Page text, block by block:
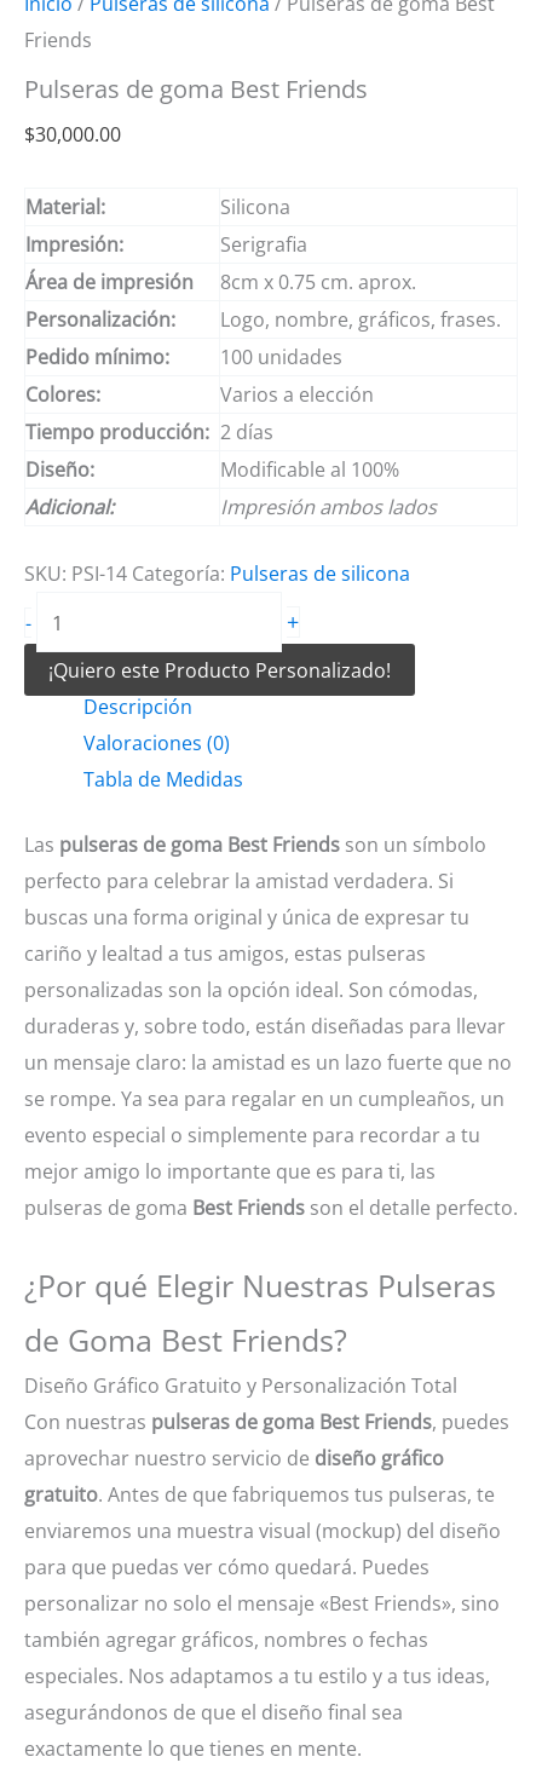
Friends
Pulseras de goma Best Friends
$30,000.00
Material:
Silicona
Impresión:
Serigrafia
Área de impresión
8cm x 0.75 cm. aprox.
Personalización:
Logo, nombre, gráficos, frases.
Pedido mínimo:
100 unidades
Colores:
Varios a elección
Tiempo producción: 2 días
Diseño:
Modificable al 100%
Adicional:
Impresión ambos lados
SKU: PSI-14 Categoría: Pulseras de silicona
-
de
goma
Friends
cantidad
+
¡Quiero este Producto Personalizado!
Descripción
Valoraciones (0)
Tabla de Medidas
Las pulseras de goma Best Friends son un símbolo
perfecto para celebrar la amistad verdadera. Si
buscas una forma original y única de expresar tu
cariño y lealtad a tus amigos, estas pulseras
personalizadas son la opción ideal. Son cómodas,
duraderas y, sobre todo, están diseñadas para llevar
un mensaje claro: la amistad es un lazo fuerte que no
se rompe. Ya sea para regalar en un cumpleaños, un
evento especial o simplemente para recordar a tu
mejor amigo lo importante que es para ti, las
pulseras de goma Best Friends son el detalle perfecto.
¿Por qué Elegir Nuestras Pulseras
de Goma Best Friends?
Diseño Gráfico Gratuito y Personalización Total
Con nuestras pulseras de goma Best Friends, puedes
aprovechar nuestro servicio de diseño gráfico
gratuito. Antes de que fabriquemos tus pulseras, te
enviaremos una muestra visual (mockup) del diseño
para que puedas ver cómo quedará. Puedes
personalizar no solo el mensaje «Best Friends», sino
también agregar gráficos, nombres o fechas
especiales. Nos adaptamos a tu estilo y a tus ideas,
asegurándonos de que el diseño final sea
exactamente lo que tienes en mente.